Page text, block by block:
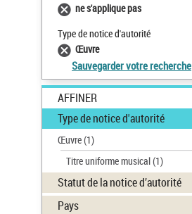
ne s'applique pas
Type de notice d'autorité
Œuvre
Sauvegarder votre recherche
AFFINER
Type de notice d'autorité
Œuvre(1)
Titre uniforme musical(1)
Statut de la notice d’autorité
Pays